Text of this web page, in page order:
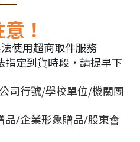
！
使用超商取件服務
指定到貨時段 ，請提早下
司行號/學校單位/機關團
品/企業形象贈品/股東會